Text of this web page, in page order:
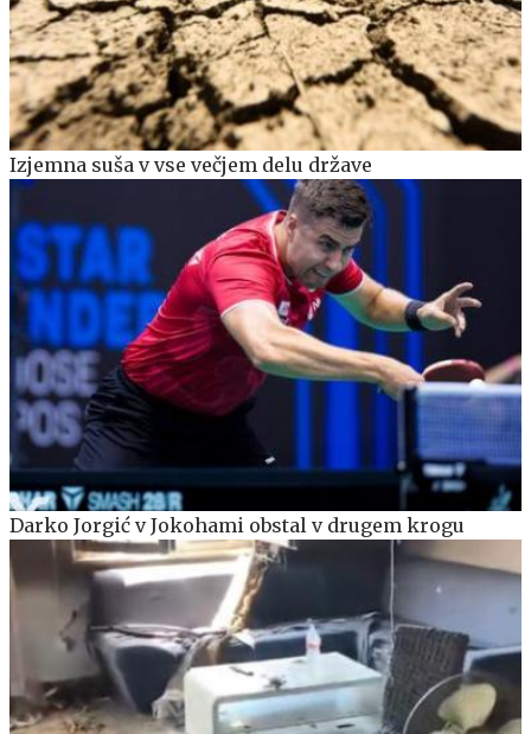
Izjemna suša v vse večjem delu države
Darko Jorgić v Jokohami obstal v drugem krogu